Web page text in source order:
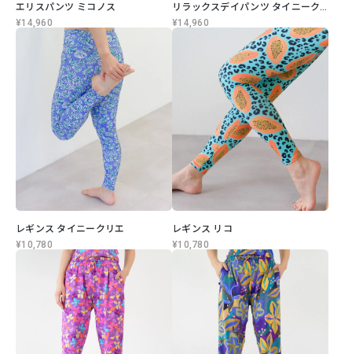
エリスパンツ ミコノス
¥14,960
リラックスデイパンツ タイニークリエ
¥14,960
レギンス タイニークリエ
¥10,780
レギンス リコ
¥10,780